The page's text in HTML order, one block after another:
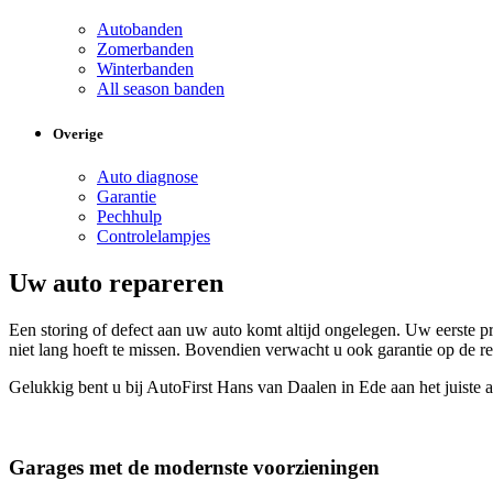
Autobanden
Zomerbanden
Winterbanden
All season banden
Overige
Auto diagnose
Garantie
Pechhulp
Controlelampjes
Uw auto repareren
Een storing of defect aan uw auto komt altijd ongelegen. Uw eerste
niet lang hoeft te missen. Bovendien verwacht u ook garantie op de
Gelukkig bent u bij AutoFirst Hans van Daalen in Ede aan het juiste
Garages met de modernste voorzieningen